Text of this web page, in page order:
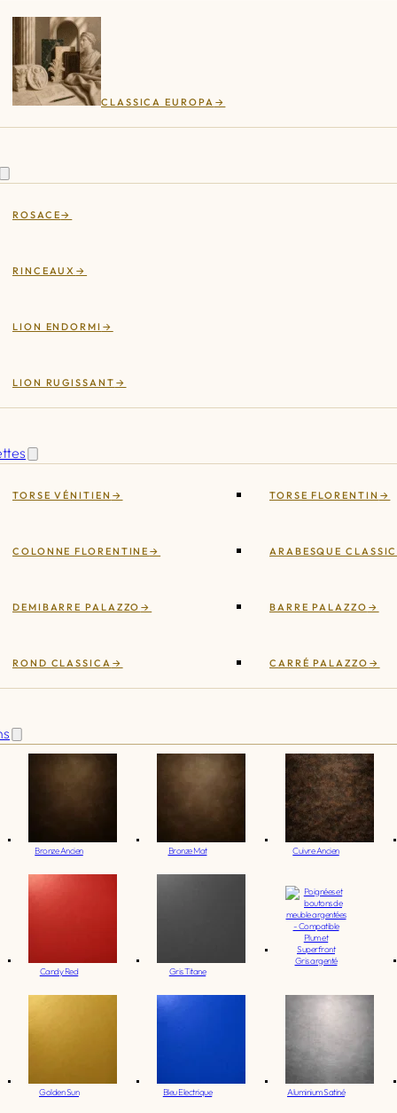
CLASSICA EUROPA
ROSACE
RINCEAUX
LION ENDORMI
LION RUGISSANT
TORSE VÉNITIEN TORSE FLORENTIN
COLONNE FLORENTINE ARABESQUE
DEMIBARRE PALAZZO BARRE PALAZZO
ROND CLASSICA CARRÉ PALAZZO
Bronze Ancien Bronze Mat Cuivre Ancien
Candy Red Gris Titane
Gris argenté
Golden Sun Bleu Electrique Aluminium Satiné